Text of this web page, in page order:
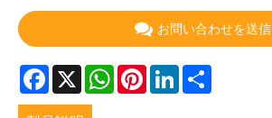
お問い合わせを送信
Facebook
X WhatsApp
Pinterest
LinkedIn